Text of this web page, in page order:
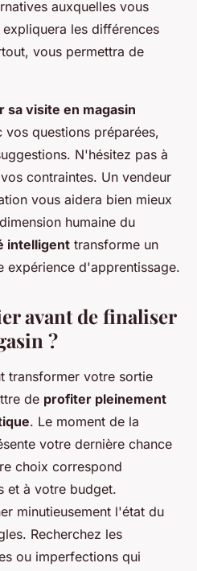
auxquelles vous
les différences
vous permettra de
sa visite en magasin
vos questions préparées,
N'hésitez pas à
contraintes. Un vendeur
vous aidera bien mieux
humaine du
intelligent transforme un
expérience d'apprentissage.
avant de finaliser
?
transformer votre sortie
de profiter pleinement
. Le moment de la
votre dernière chance
choix correspond
et à votre budget.
minutieusement l'état du
Recherchez les
ou imperfections qui